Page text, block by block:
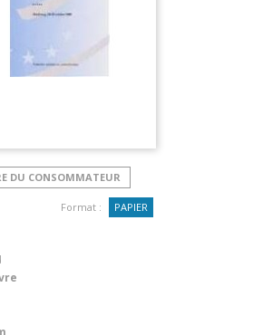
DU CONSOMMATEUR
Format : PAPIER